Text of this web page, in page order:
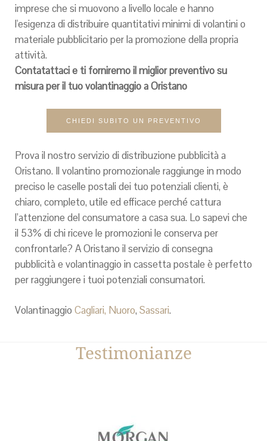
imprese che si muovono a livello locale e hanno
l'esigenza di distribuire quantitativi minimi di volantini o
materiale pubblicitario per la promozione della propria
attività.
Contatattaci e ti forniremo il miglior preventivo su
misura per il tuo volantinaggio a Oristano
CHIEDI SUBITO UN PREVENTIVO
Prova il nostro servizio di distribuzione pubblicità a
Oristano. Il volantino promozionale raggiunge in modo
preciso le caselle postali dei tuo potenziali clienti, è
chiaro, completo, utile ed efficace perché cattura
l’attenzione del consumatore a casa sua. Lo sapevi che
il 53% di chi riceve le promozioni le conserva per
confrontarle? A Oristano il servizio di consegna
pubblicità e volantinaggio in cassetta postale è perfetto
per raggiungere i tuoi potenziali consumatori.
Volantinaggio Cagliari, Nuoro, Sassari.
Testimonianze